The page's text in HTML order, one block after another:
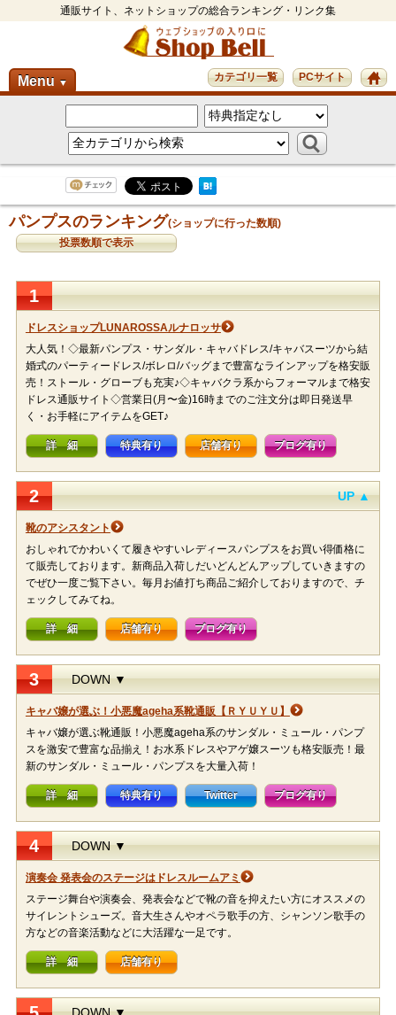
通販サイト、ネットショップの総合ランキング・リンク集
Menu ▼ PCサイト
カテゴリ一覧
パンプスのランキング(ショップに行った数順)
投票数順で表示
1
ドレスショップLUNAROSSAルナロッサ
大人気！◇最新パンプス・サンダル・キャバドレス/キャバスーツから結
婚式のパーティードレス/ボレロ/バッグまで豊富なラインアップを格安販
売！ストール・グローブも充実♪◇キャバクラ系からフォーマルまで格安
ドレス通販サイト◇営業日(月〜金)16時までのご注文分は即日発送早
く・お手軽にアイテムをGET♪
詳 細 特典有り 店舗有り ブログ有り
2 UP ▲
靴のアシスタント
おしゃれでかわいくて履きやすいレディースパンプスをお買い得価格に
て販売しております。新商品入荷しだいどんどんアップしていきますの
でぜひ一度ご覧下さい。毎月お値打ち商品ご紹介しておりますので、チ
ェックしてみてね。
詳 細 店舗有り ブログ有り
3 DOWN ▼
キャバ嬢が選ぶ！小悪魔ageha系靴通販【ＲＹＵＹＵ】
キャバ嬢が選ぶ靴通販！小悪魔ageha系のサンダル・ミュール・パンプ
スを激安で豊富な品揃え！お水系ドレスやアゲ嬢スーツも格安販売！最
新のサンダル・ミュール・パンプスを大量入荷！
詳 細 特典有り Twitter ブログ有り
4 DOWN ▼
演奏会 発表会のステージはドレスルームアミ
ステージ舞台や演奏会、発表会などで靴の音を抑えたい方にオススメの
サイレントシューズ。音大生さんやオペラ歌手の方、シャンソン歌手の
方などの音楽活動などに大活躍な一足です。
詳 細 店舗有り